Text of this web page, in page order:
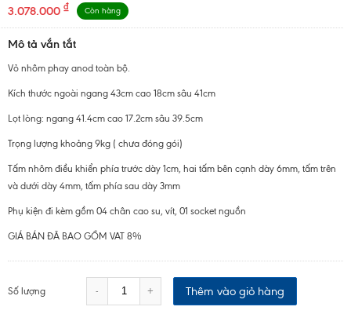
3.078.000 ₫ Còn hàng
Mô tả vắn tắt
Vỏ nhôm phay anod toàn bộ.
Kích thước ngoài ngang 43cm cao 18cm sâu 41cm
Lọt lòng: ngang 41.4cm cao 17.2cm sâu 39.5cm
Trọng lượng khoảng 9kg ( chưa đóng gói)
Tấm nhôm điều khiển phía trước dày 1cm, hai tấm bên cạnh dày 6mm, tấm trên
và dưới dày 4mm, tấm phía sau dày 3mm
Phụ kiện đi kèm gồm 04 chân cao su, vít, 01 socket nguồn
GIÁ BÁN ĐÃ BAO GỒM VAT 8%
Số lượng - + Thêm vào giỏ hàng